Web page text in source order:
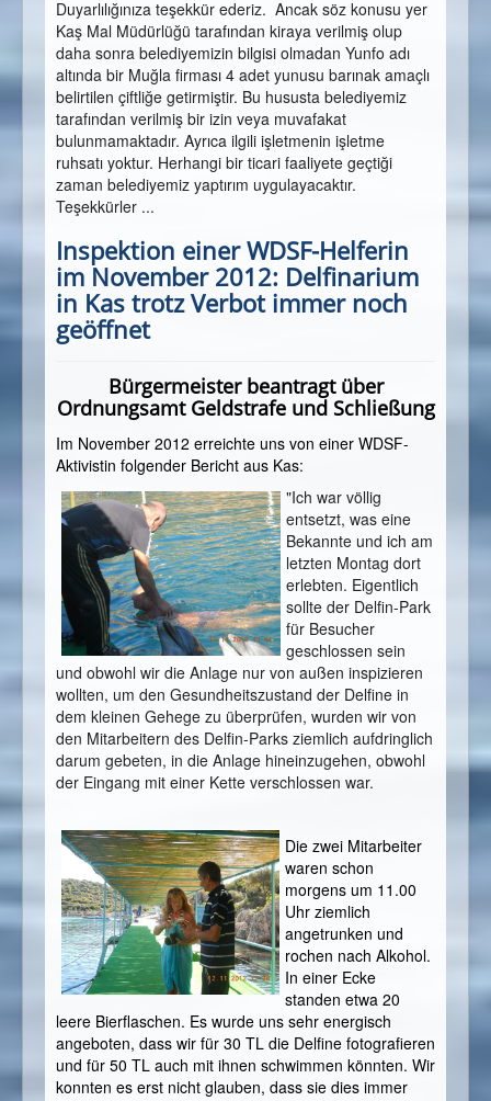
Duyarlılığınıza teşekkür ederiz. Ancak söz konusu yer
Kaş Mal Müdürlüğü tarafından kiraya verilmiş olup
daha sonra belediyemizin bilgisi olmadan Yunfo adı
altında bir Muğla firması 4 adet yunusu barınak amaçlı
belirtilen çiftliğe getirmiştir. Bu hususta belediyemiz
tarafından verilmiş bir izin veya muvafakat
bulunmamaktadır. Ayrıca ilgili işletmenin işletme
ruhsatı yoktur. Herhangi bir ticari faaliyete geçtiği
zaman belediyemiz yaptırım uygulayacaktır.
Teşekkürler ...
Inspektion einer WDSF-Helferin
im November 2012: Delfinarium
in Kas trotz Verbot immer noch
geöffnet
Bürgermeister beantragt über
Ordnungsamt Geldstrafe und Schließung
Im November 2012 erreichte uns von einer WDSF-
Aktivistin folgender Bericht aus Kas:
"Ich war völlig
entsetzt, was eine
Bekannte und ich am
letzten Montag dort
erlebten. Eigentlich
sollte der Delfin-Park
für Besucher
geschlossen sein
und obwohl wir die Anlage nur von außen inspizieren
wollten, um den Gesundheitszustand der Delfine in
dem kleinen Gehege zu überprüfen, wurden wir von
den Mitarbeitern des Delfin-Parks ziemlich aufdringlich
darum gebeten, in die Anlage hineinzugehen, obwohl
der Eingang mit einer Kette verschlossen war.
Die zwei Mitarbeiter
waren schon
morgens um 11.00
Uhr ziemlich
angetrunken und
rochen nach Alkohol.
In einer Ecke
standen etwa 20
leere Bierflaschen. Es wurde uns sehr energisch
angeboten, dass wir für 30 TL die Delfine fotografieren
und für 50 TL auch mit ihnen schwimmen könnten. Wir
konnten es erst nicht glauben, dass sie dies immer